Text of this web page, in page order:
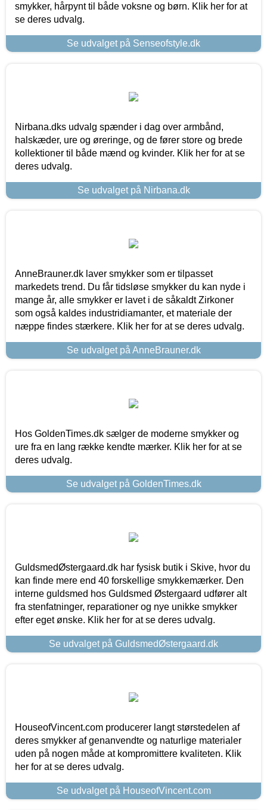
smykker, hårpynt til både voksne og børn. Klik her for at
se deres udvalg.
Se udvalget på Senseofstyle.dk
Nirbana.dks udvalg spænder i dag over armbånd,
halskæder, ure og øreringe, og de fører store og brede
kollektioner til både mænd og kvinder. Klik her for at se
deres udvalg.
Se udvalget på Nirbana.dk
AnneBrauner.dk laver smykker som er tilpasset
markedets trend. Du får tidsløse smykker du kan nyde i
mange år, alle smykker er lavet i de såkaldt Zirkoner
som også kaldes industridiamanter, et materiale der
næppe findes stærkere. Klik her for at se deres udvalg.
Se udvalget på AnneBrauner.dk
Hos GoldenTimes.dk sælger de moderne smykker og
ure fra en lang række kendte mærker. Klik her for at se
deres udvalg.
Se udvalget på GoldenTimes.dk
GuldsmedØstergaard.dk har fysisk butik i Skive, hvor du
kan finde mere end 40 forskellige smykkemærker. Den
interne guldsmed hos Guldsmed Østergaard udfører alt
fra stenfatninger, reparationer og nye unikke smykker
efter eget ønske. Klik her for at se deres udvalg.
Se udvalget på GuldsmedØstergaard.dk
HouseofVincent.com producerer langt størstedelen af
deres smykker af genanvendte og naturlige materialer
uden på nogen måde at kompromittere kvaliteten. Klik
her for at se deres udvalg.
Se udvalget på HouseofVincent.com